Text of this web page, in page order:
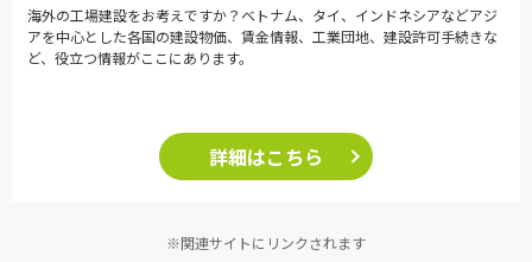
海外の工場建設をお考えですか？ベトナム、タイ、インドネシアなどアジ
アを中心とした各国の建設物価、賃金情報、工業団地、建設許可手続きな
ど、役立つ情報がここにあります。
詳細はこちら
※関連サイトにリンクされます